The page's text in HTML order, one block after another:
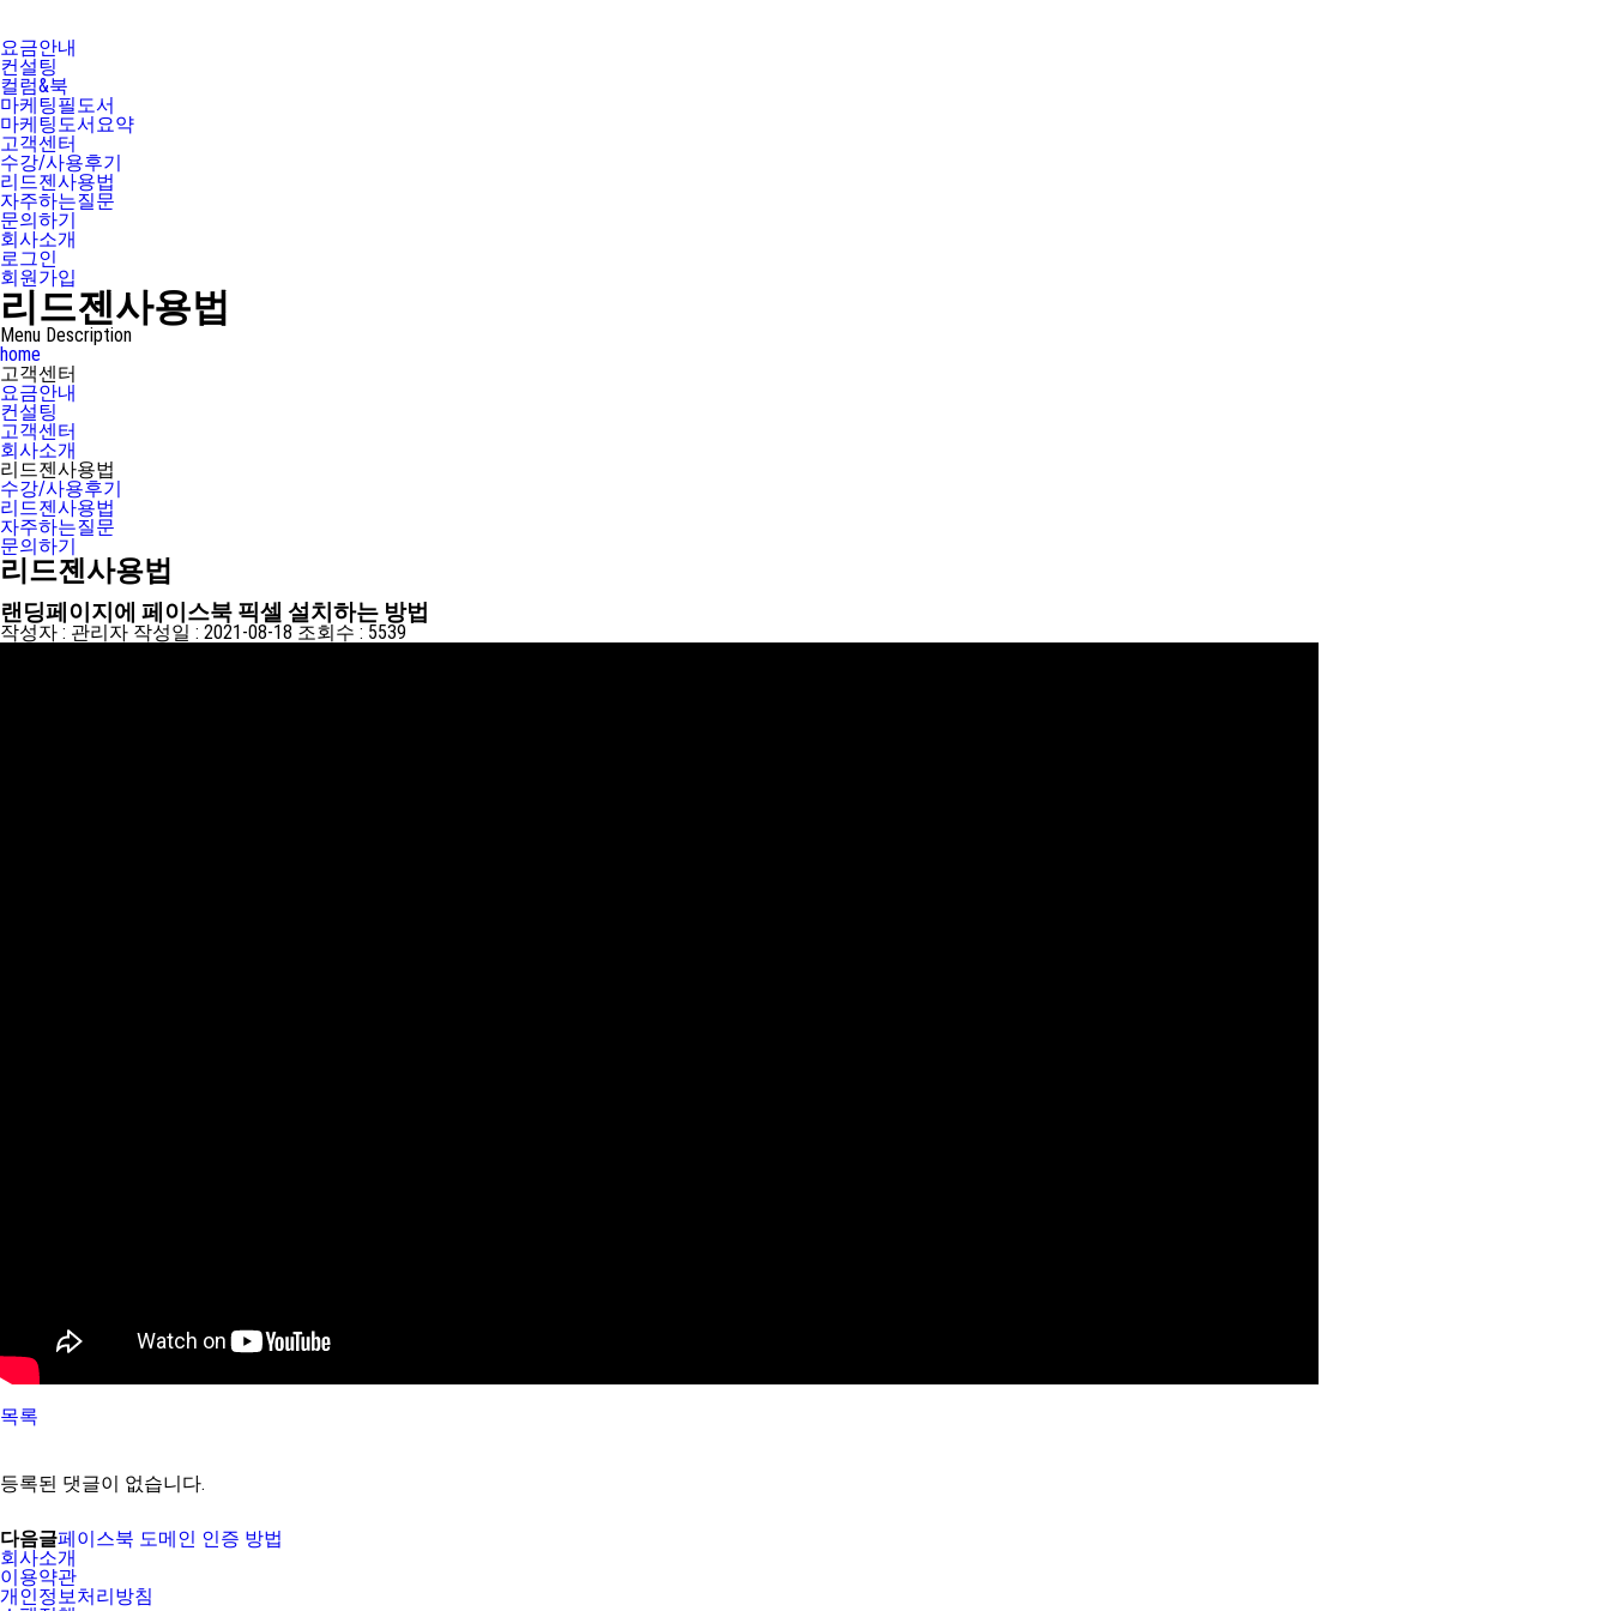
요금안내
컨설팅
컬럼&북
마케팅필도서
마케팅도서요약
고객센터
수강/사용후기
리드젠사용법
자주하는질문
문의하기
회사소개
로그인
회원가입
리드젠사용법
Menu Description
home
고객센터
요금안내
컨설팅
고객센터
회사소개
리드젠사용법
수강/사용후기
리드젠사용법
자주하는질문
문의하기
리드젠사용법
랜딩페이지에 페이스북 픽셀 설치하는 방법
작성자 : 관리자 작성일 : 2021-08-18 조회수 : 5539
목록
등록된 댓글이 없습니다.
다음글페이스북 도메인 인증 방법
회사소개
이용약관
개인정보처리방침